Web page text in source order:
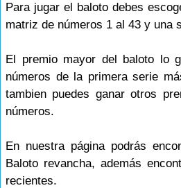
Para jugar el baloto debes
matriz de números 1 al 43 y una
El premio mayor del baloto lo
números de la primera serie
tambien puedes ganar otros
números.
En nuestra página podrás
Baloto revancha, además
recientes.